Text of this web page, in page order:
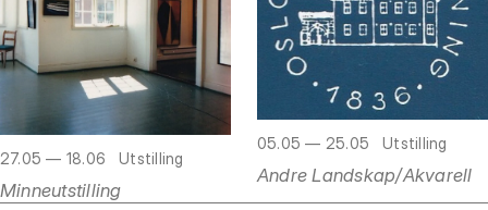
27.05 — 18.06 Utstilling
Minneutstilling
05.05 — 25.05 Utstilling
Andre Landskap/Akvarell